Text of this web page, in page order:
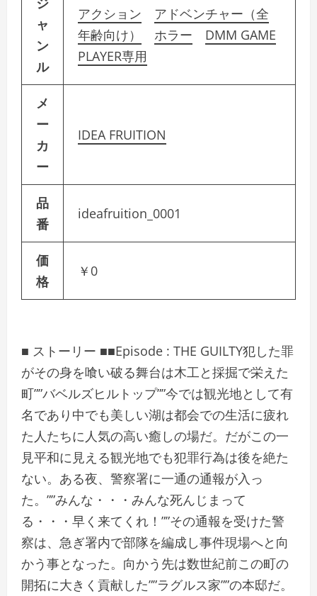
ャ
ン
ル
アクション
アドベンチャー（全
年齢向け）
ホラー
DMM GAME
PLAYER専用
メ
ー
カ
ー
IDEA FRUITION
品
番
ideafruition_0001
価
格
￥0
■ ストーリー ■■Episode : THE GUILTY犯した罪
がその身を喰い破る舞台は木工と採掘で栄えた
町””バベルズヒルトップ””今では観光地として有
名であり中でも美しい湖は都会での生活に疲れ
た人たちに人気の高い癒しの場だ。だがこの一
見平和に見える観光地でも犯罪行為は後を絶た
ない。ある夜、警察署に一通の通報が入っ
た。””みんな・・・みんな死んじまって
る・・・早く来てくれ！””その通報を受けた警
察は、急ぎ署内で部隊を編成し事件現場へと向
かう事となった。向かう先は数世紀前この町の
開拓に大きく貢献した””ラグルス家””の本邸だ。